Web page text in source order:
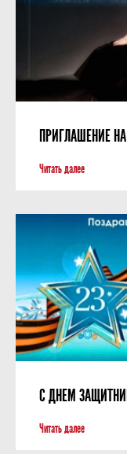
ПРИГЛАШЕНИЕ
Читать далее
С ДНЕМ
Читать далее